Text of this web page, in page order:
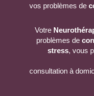
vos problèmes de
Votre
problèmes de
stress, vous
consultation à